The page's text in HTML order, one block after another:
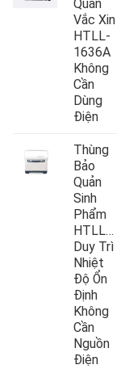
Quản
Vắc Xin
HTLL-
1636A
Không
Cần
Dùng
Điện
Thùng
Bảo
Quản
Sinh
Phẩm
Duy Trì
Nhiệt
Độ Ổn
Định
Không
Cần
Nguồn
Điện